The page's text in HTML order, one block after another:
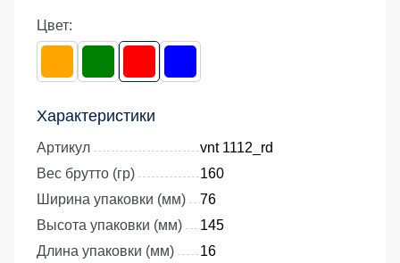
Цвет:
Характеристики
Артикул
vnt 1112_rd
Вес брутто (гр)
160
Ширина упаковки (мм)
76
Высота упаковки (мм)
145
Длина упаковки (мм)
16